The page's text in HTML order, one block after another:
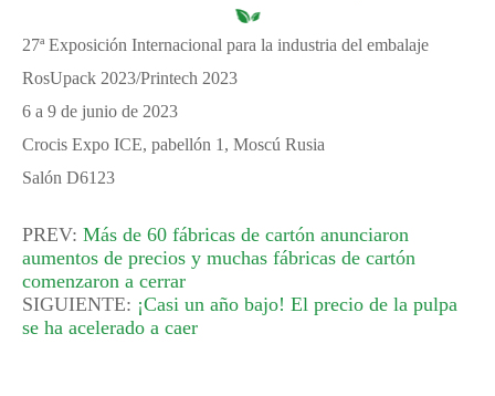
27ª Exposición Internacional para la industria del embalaje
RosUpack 2023/Printech 2023
6 a 9 de junio de 2023
Crocis Expo ICE, pabellón 1, Moscú Rusia
Salón D6123
PREV: Más de 60 fábricas de cartón anunciaron
aumentos de precios y muchas fábricas de cartón
comenzaron a cerrar
SIGUIENTE: ¡Casi un año bajo! El precio de la pulpa
se ha acelerado a caer